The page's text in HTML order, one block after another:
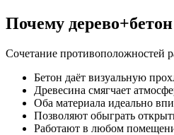
Почему
Сочетание противоположностей
Бетон даёт визуальную
Древесина смягчает
Оба материала идеально
Позволяют обыграть
Работают в любом